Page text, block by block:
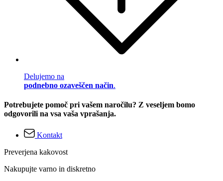
Delujemo na
podnebno ozaveščen način.
Potrebujete pomoč pri vašem naročilu? Z veseljem bomo
odgovorili na vsa vaša vprašanja.
Kontakt
Preverjena kakovost
Nakupujte varno in diskretno